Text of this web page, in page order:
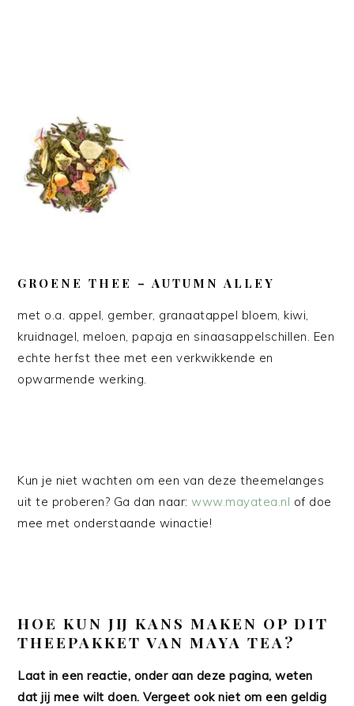
GROENE THEE – AUTUMN ALLEY
met o.a. appel, gember, granaatappel bloem, kiwi,
kruidnagel, meloen, papaja en sinaasappelschillen. Een
echte herfst thee met een verkwikkende en
opwarmende werking.
Kun je niet wachten om een van deze theemelanges
uit te proberen? Ga dan naar:www.mayatea.nl of doe
mee met onderstaande winactie!
HOE KUN JIJ KANS MAKEN OP DIT
THEEPAKKET VAN MAYA TEA?
Laat in een reactie, onder aan deze pagina, weten
dat jij mee wilt doen. Vergeet ook niet om een geldig